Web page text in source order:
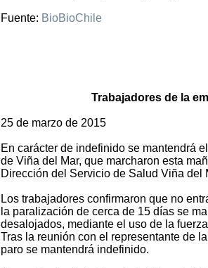
Fuente: BioBioChile
Trabajadores de la
25 de marzo de 2015
En carácter de indefinido se mantendrá
de Viña del Mar, que marcharon esta
Dirección del Servicio de Salud Viña del
Los trabajadores confirmaron que no
la paralización de cerca de 15 días se
desalojados, mediante el uso de la
Tras la reunión con el representante de
paro se mantendrá indefinido.